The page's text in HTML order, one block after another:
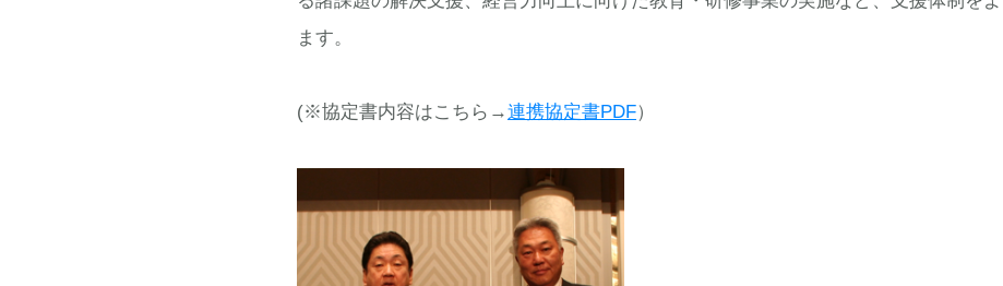
ます。
(※協定書内容はこちら→連携協定書PDF）